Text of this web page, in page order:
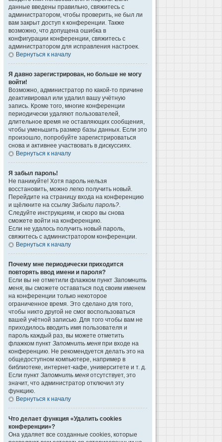
данные введены правильно, свяжитесь с
администратором, чтобы проверить, не был ли
вам закрыт доступ к конференции. Также
возможно, что допущена ошибка в
конфигурации конференции, свяжитесь с
администратором для исправления настроек.
Вернуться к началу
Я давно зарегистрирован, но больше не могу
войти!
Возможно, администратор по какой-то причине
деактивировал или удалил вашу учётную
запись. Кроме того, многие конференции
периодически удаляют пользователей,
длительное время не оставляющих сообщения,
чтобы уменьшить размер базы данных. Если это
произошло, попробуйте зарегистрироваться
снова и активнее участвовать в дискуссиях.
Вернуться к началу
Я забыл пароль!
Не паникуйте! Хотя пароль нельзя
восстановить, можно легко получить новый.
Перейдите на страницу входа на конференцию
и щёлкните на ссылку Забыли пароль?.
Следуйте инструкциям, и скоро вы снова
сможете войти на конференцию.
Если не удалось получить новый пароль,
свяжитесь с администратором конференции.
Вернуться к началу
Почему мне периодически приходится
повторять ввод имени и пароля?
Если вы не отметили флажком пункт Запомнить
меня, вы сможете оставаться под своим именем
на конференции только некоторое
ограниченное время. Это сделано для того,
чтобы никто другой не смог воспользоваться
вашей учётной записью. Для того чтобы вам не
приходилось вводить имя пользователя и
пароль каждый раз, вы можете отметить
флажком пункт Запомнить меня при входе на
конференцию. Не рекомендуется делать это на
общедоступном компьютере, например в
библиотеке, интернет-кафе, университете и т. д.
Если пункт Запомнить меня отсутствует, это
значит, что администратор отключил эту
функцию.
Вернуться к началу
Что делает функция «Удалить cookies
конференции»?
Она удаляет все созданные cookies, которые